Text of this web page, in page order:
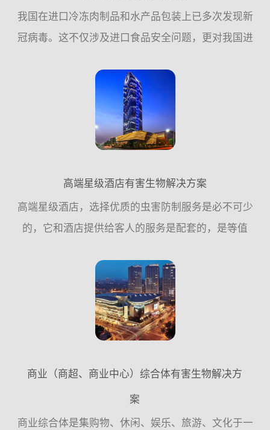
我国在进口冷冻肉制品和水产品包装上已多次发现新
冠病毒。这不仅涉及进口食品安全问题，更对我国进
行有效消毒是进口冷链食品安全面对的一项迫在眉睫
的问题。对此，广...
高端星级酒店有害生物解决方案
高端星级酒店，选择优质的虫害防制服务是必不可少
的，它和酒店提供给客人的服务是配套的，是等值
闲、安逸场所。它一定不是最贵的，但它一定是可靠
的，值得您信赖的，...
商业（商超、商业中心）综合体有害生物解决方
案
商业综合体是集购物、休闲、娱乐、旅游、文化于一